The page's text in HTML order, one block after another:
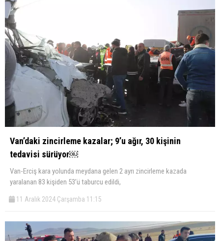
Van’daki zincirleme kazalar; 9’u ağır, 30 kişinin
tedavisi sürüyor￼
Van-Erciş kara yolunda meydana gelen 2 ayrı zincirleme kazada
yaralanan 83 kişiden 53’ü taburcu edildi,
11 Aralık 2024 Çarşamba 11:15